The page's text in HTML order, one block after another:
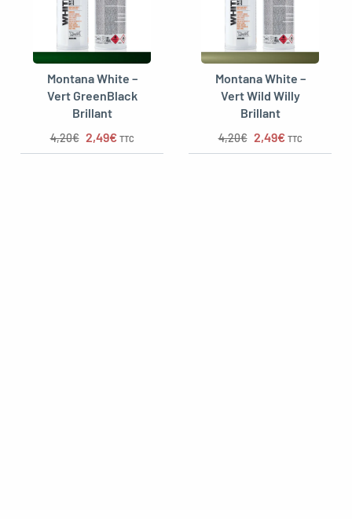
Montana White –
Vert GreenBlack
Brillant
4,20€ Le prix initial était : 4,20€.
2,49€Le prix actuel est : 2,49€.
TTC
Montana White –
Vert Wild Willy
Brillant
4,20€ Le prix initial
2,49€Le prix
TTC